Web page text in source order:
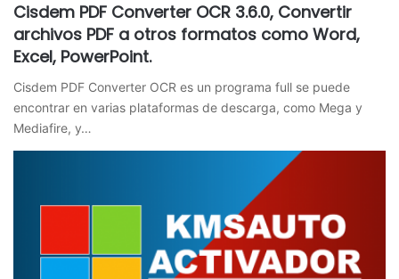
Cisdem PDF Converter OCR 3.6.0, Convertir
archivos PDF a otros formatos como Word,
Excel, PowerPoint.
Cisdem PDF Converter OCR es un programa full se puede
encontrar en varias plataformas de descarga, como Mega y
Mediafire, y…